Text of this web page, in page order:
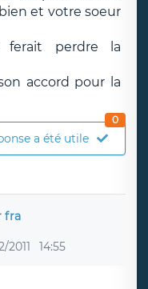
et votre soeur
ferait perdre la
accord pour la
a été utile
0
fra
2011 14:55